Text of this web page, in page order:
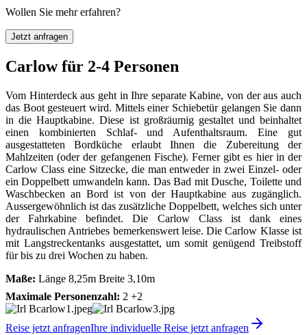
Wollen Sie mehr erfahren?
Jetzt anfragen
Carlow für 2-4 Personen
Vom Hinterdeck aus geht in Ihre separate Kabine, von der aus auch
das Boot gesteuert wird. Mittels einer Schiebetür gelangen Sie dann
in die Hauptkabine. Diese ist großräumig gestaltet und beinhaltet
einen kombinierten Schlaf- und Aufenthaltsraum. Eine gut
ausgestatteten Bordküche erlaubt Ihnen die Zubereitung der
Mahlzeiten (oder der gefangenen Fische). Ferner gibt es hier in der
Carlow Class eine Sitzecke, die man entweder in zwei Einzel- oder
ein Doppelbett umwandeln kann. Das Bad mit Dusche, Toilette und
Waschbecken an Bord ist von der Hauptkabine aus zugänglich.
Aussergewöhnlich ist das zusätzliche Doppelbett, welches sich unter
der Fahrkabine befindet. Die Carlow Class ist dank eines
hydraulischen Antriebes bemerkenswert leise. Die Carlow Klasse ist
mit Langstreckentanks ausgestattet, um somit genügend Treibstoff
für bis zu drei Wochen zu haben.
Maße: Länge 8,25m Breite 3,10m
Maximale Personenzahl: 2 +2
Reise jetzt anfragenIhre individuelle Reise jetzt anfragen